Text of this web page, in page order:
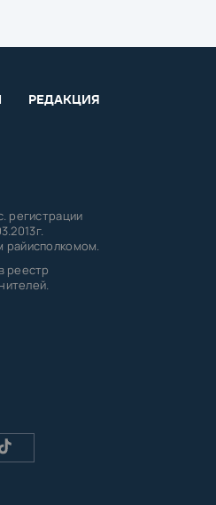
РЕДАКЦИЯ
регистрации
райисполкомом.
реестр